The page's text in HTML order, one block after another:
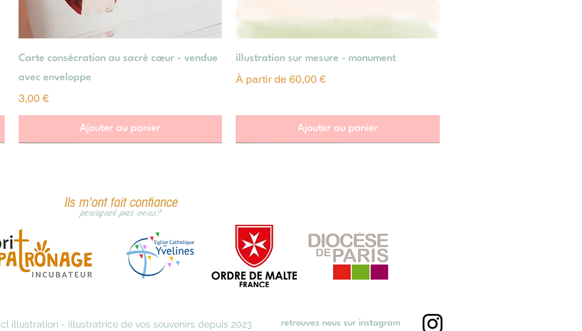
Aperçu rapide
Carte consécration au sacré cœur - vendue
avec enveloppe
Prix
3,00 €
Ajouter au panier
Aperçu rapide
illustration sur mesure - monument
À partir de60,00 €
Prix promotionnel
Ajouter au panier
Ils m'ont fait confiance
pourquoi pas vous?
cl illustration - illustratrice de vos souvenirs depuis 2023 retrouvez nous sur instagram